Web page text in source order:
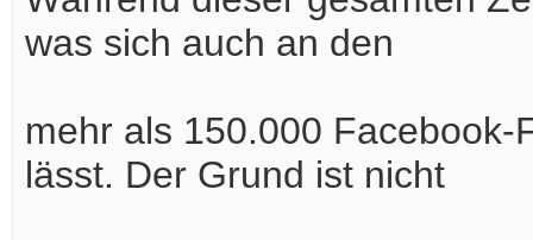
was sich auch an den
mehr als 150.000 Facebook-
lässt. Der Grund ist nicht